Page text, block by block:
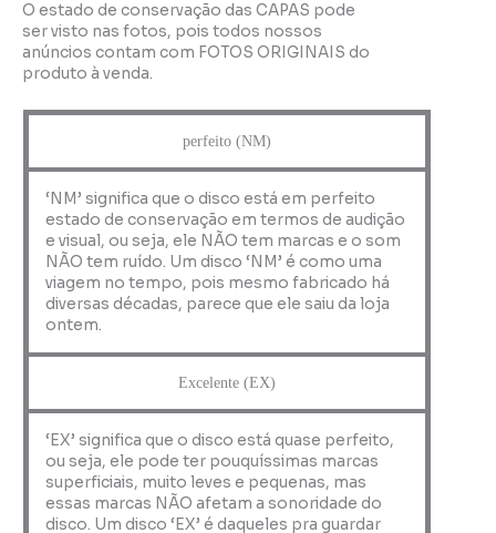
O estado de conservação das CAPAS pode
ser visto nas fotos, pois todos nossos
anúncios contam com FOTOS ORIGINAIS do
produto à venda.
perfeito (NM)
‘NM’ significa que o disco está em perfeito
estado de conservação em termos de audição
e visual, ou seja, ele NÃO tem marcas e o som
NÃO tem ruído. Um disco ‘NM’ é como uma
viagem no tempo, pois mesmo fabricado há
diversas décadas, parece que ele saiu da loja
ontem.
Excelente (EX)
‘EX’ significa que o disco está quase perfeito,
ou seja, ele pode ter pouquíssimas marcas
superficiais, muito leves e pequenas, mas
essas marcas NÃO afetam a sonoridade do
disco. Um disco ‘EX’ é daqueles pra guardar